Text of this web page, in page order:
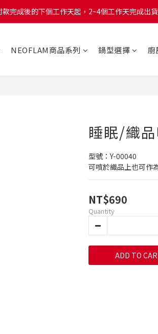
完成後的下個工作天起，2~4個工作天完成出貨
完成後的下個工作天起，2~4個工作天完成出貨
款完成後的下個工作天起，2~4個工作天完成出貨
NEOFLAM商品系列 鍋型選擇 廚
睡眠/織
型號：Y-00040
可噴於織品上也可作
NT$690
Quantity
ADD TO